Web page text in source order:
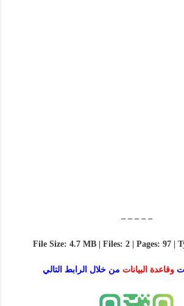
– – – – –
File Size: 4.7 MB | Files: 2 | Pages: 97 |
وقاعدة البيانات من خلال الرابط التالي